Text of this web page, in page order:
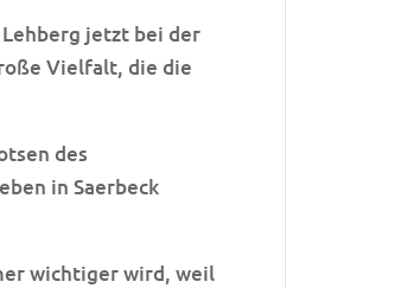
jetzt bei der
Vielfalt, die die
des
in Saerbeck
wichtiger wird, weil